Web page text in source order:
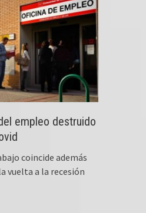
empleo destruido
coincide además
vuelta a la recesión